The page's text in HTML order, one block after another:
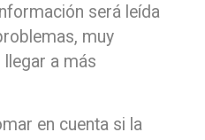
será leída
muy
a más
en cuenta si la